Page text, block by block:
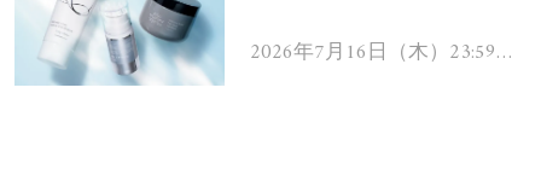
ムを13名様にプレゼン
2026年7月16日（木）23:59ま